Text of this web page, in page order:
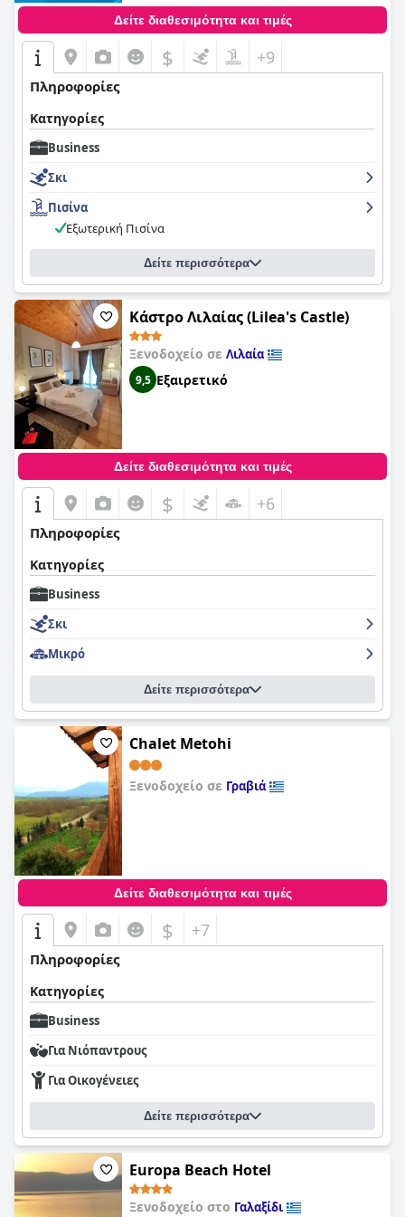
Δείτε διαθεσιμότητα και τιμές
$ +9
Πληροφορίες
Κατηγορίες
Business
Σκι
Πισίνα
Εξωτερική Πισίνα
Δείτε περισσότερα
Κάστρο Λιλαίας (Lilea's Castle)
Ξενοδοχείο σε Λιλαία
9,5 Εξαιρετικό
Δείτε διαθεσιμότητα και τιμές
$ +6
Πληροφορίες
Κατηγορίες
Business
Σκι
Μικρό
Δείτε περισσότερα
Chalet Metohi
Ξενοδοχείο σε Γραβιά
Δείτε διαθεσιμότητα και τιμές
$ +7
Πληροφορίες
Κατηγορίες
Business
Για Νιόπαντρους
Για Οικογένειες
Δείτε περισσότερα
Europa Beach Hotel
Ξενοδοχείο στο Γαλαξίδι